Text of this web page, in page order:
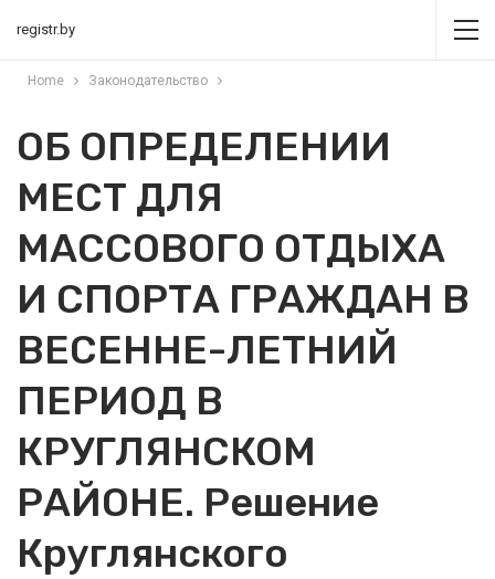
registr.by
Home Законодательство
ОБ ОПРЕДЕЛЕНИИ
МЕСТ ДЛЯ
МАССОВОГО ОТДЫХА
И СПОРТА ГРАЖДАН В
ВЕСЕННЕ-ЛЕТНИЙ
ПЕРИОД В
КРУГЛЯНСКОМ
РАЙОНЕ. Решение
Круглянского